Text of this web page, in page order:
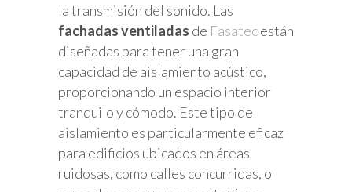
la transmisión del sonido. Las
fachadas ventiladas de Fasatecestán
diseñadas para tener una gran
capacidad de aislamiento acústico,
proporcionando un espacio interior
tranquilo y cómodo. Este tipo de
aislamiento es particularmente eficaz
para edificios ubicados en áreas
ruidosas, como calles concurridas, o